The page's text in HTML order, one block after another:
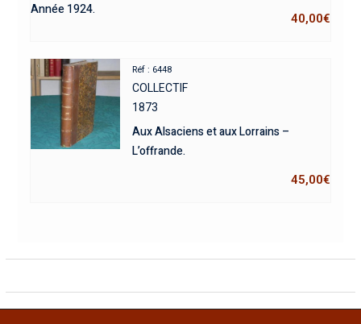
Année 1924.
40,00€
Réf : 6448
COLLECTIF
1873
Aux Alsaciens et aux Lorrains –
L’offrande.
45,00€